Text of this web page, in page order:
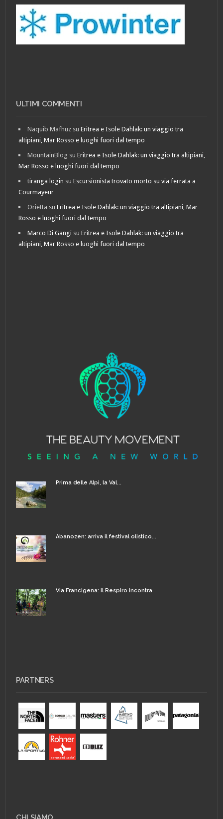
ULTIMI COMMENTI
Naquib Mafhuz suEritrea e Isole Dahlak: un viaggio tra
altipiani, Mar Rosso e luoghi fuori dal tempo
MountainBlog suEritrea e Isole Dahlak: un viaggio tra altipiani,
Mar Rosso e luoghi fuori dal tempo
tiranga login suEscursionista trovato morto su via ferrata a
Courmayeur
Orietta suEritrea e Isole Dahlak: un viaggio tra altipiani, Mar
Rosso e luoghi fuori dal tempo
Marco Di Gangi suEritrea e Isole Dahlak: un viaggio tra
altipiani, Mar Rosso e luoghi fuori dal tempo
Prima delle Alpi, la Val...
Abanozen: arriva il festival olistico...
Via Francigena: il Respiro incontra
PARTNERS